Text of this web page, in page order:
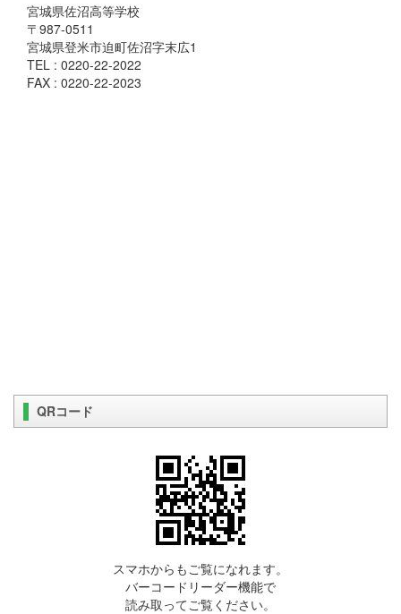
宮城県佐沼高等学校
〒987-0511
宮城県登米市迫町佐沼字末広1
TEL : 0220-22-2022
FAX : 0220-22-2023
QRコード
スマホからもご覧になれます。
バーコードリーダー機能で
読み取ってご覧ください。